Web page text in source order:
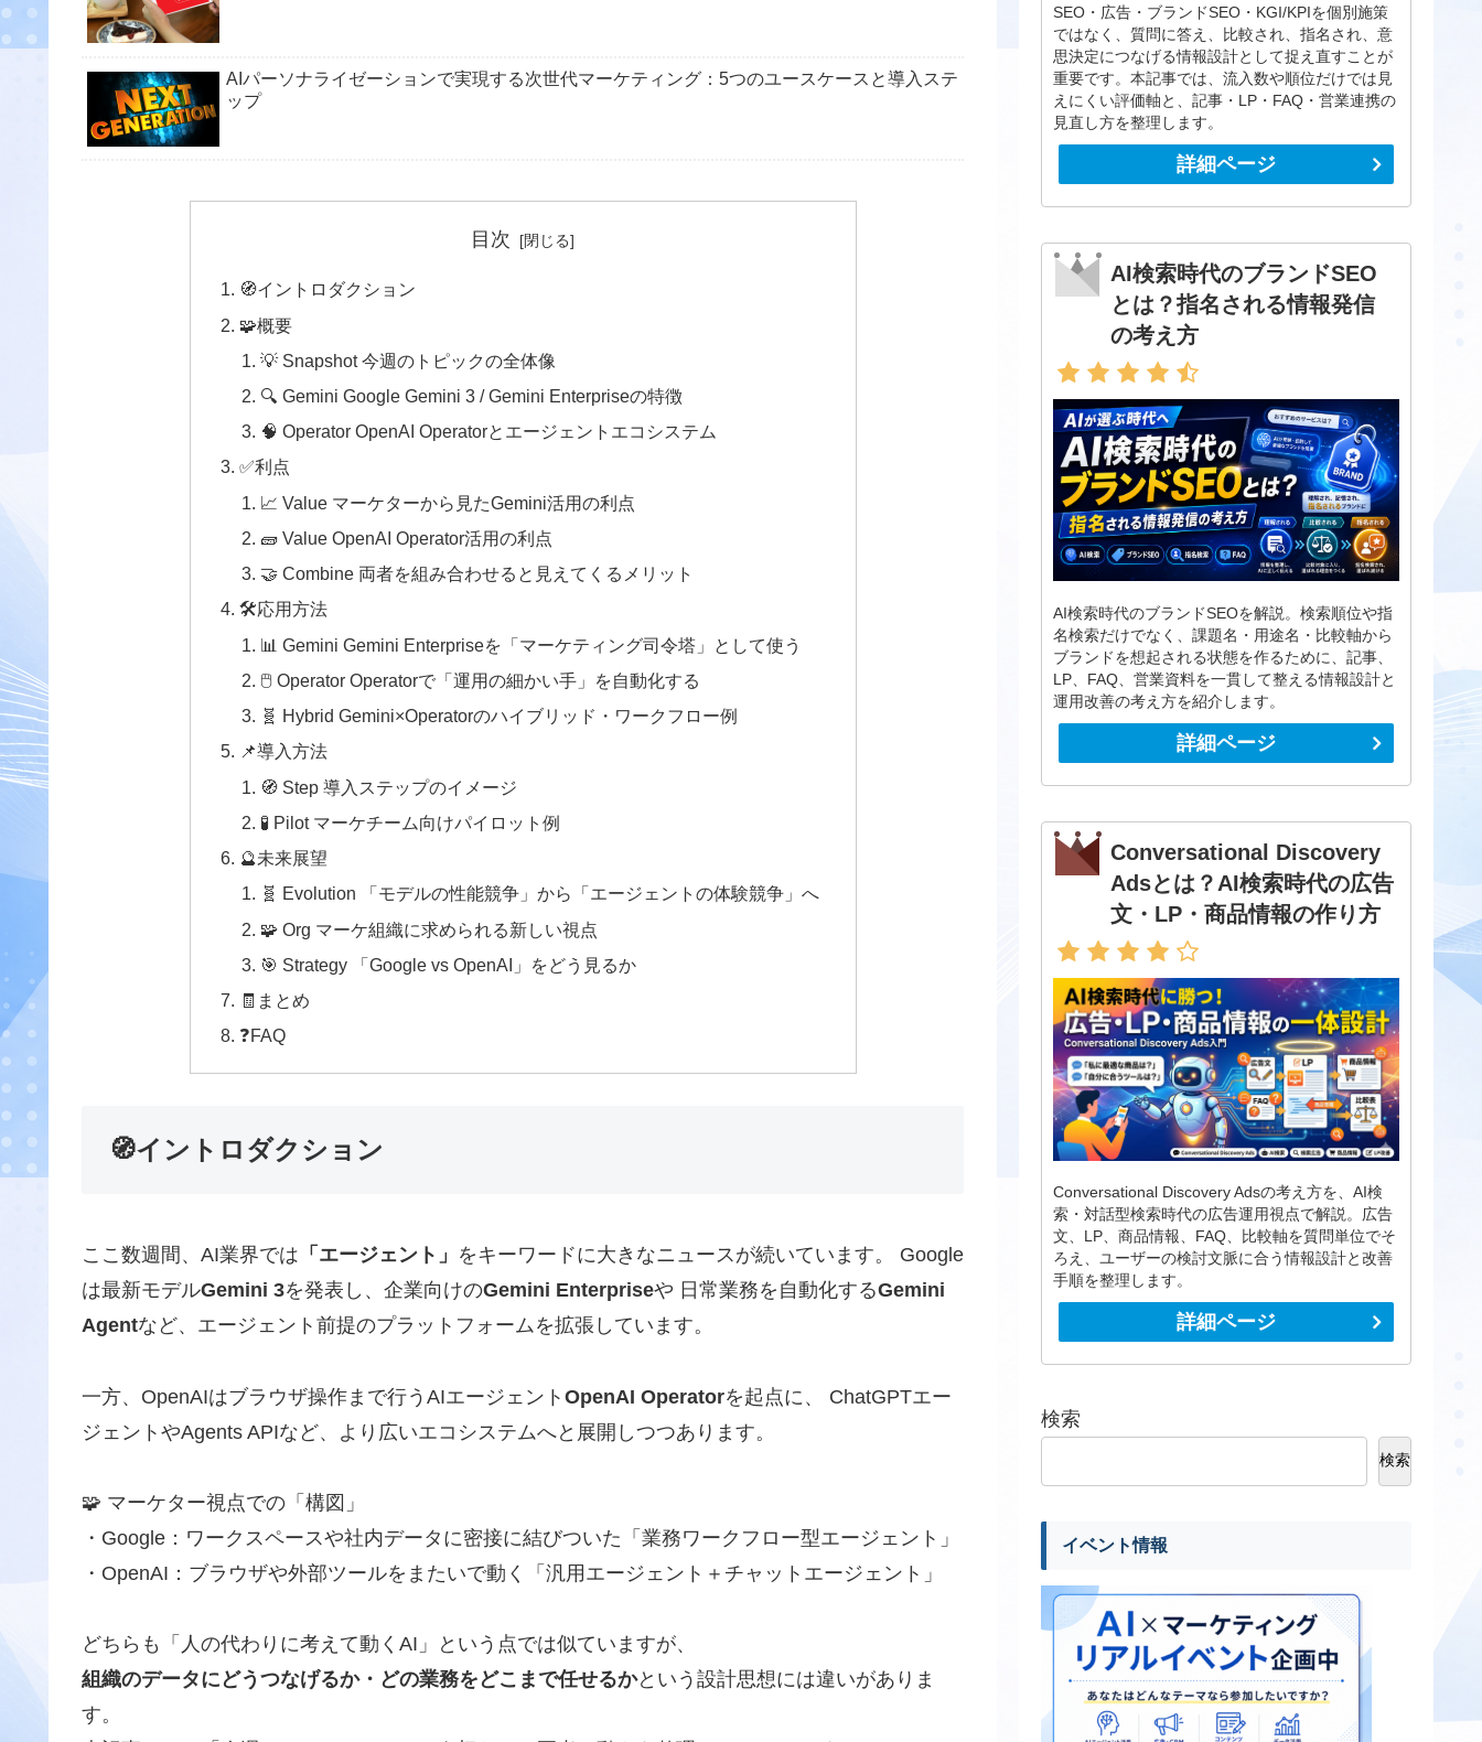
AIパーソナライゼーションで実現する次世代マーケティング：5つのユースケースと導入ステ
ップ
目次
🧭イントロダクション
🧩概要
💡 Snapshot 今週のトピックの全体像
🔍 Gemini Google Gemini 3 / Gemini Enterpriseの特徴
🧠 Operator OpenAI Operatorとエージェントエコシステム
✅利点
📈 Value マーケターから見たGemini活用の利点
🧱 Value OpenAI Operator活用の利点
🤝 Combine 両者を組み合わせると見えてくるメリット
🛠️応用方法
📊 Gemini Gemini Enterpriseを「マーケティング司令塔」として使う
🖱️ Operator Operatorで「運用の細かい手」を自動化する
🧬 Hybrid Gemini×Operatorのハイブリッド・ワークフロー例
📌導入方法
🧭 Step 導入ステップのイメージ
🧪 Pilot マーケチーム向けパイロット例
🔮未来展望
🧬 Evolution 「モデルの性能競争」から「エージェントの体験競争」へ
🧩 Org マーケ組織に求められる新しい視点
🎯 Strategy 「Google vs OpenAI」をどう見るか
🧾まとめ
❓FAQ
🧭イントロダクション
ここ数週間、AI業界では 「エージェント」 をキーワードに大きなニュースが続いています。 Google
は最新モデルGemini 3を発表し、企業向けのGemini Enterpriseや 日常業務を自動化するGemini
Agentなど、エージェント前提のプラットフォームを拡張しています。
一方、OpenAIはブラウザ操作まで行うAIエージェント OpenAI Operatorを起点に、 ChatGPTエー
ジェントやAgents APIなど、より広いエコシステムへと展開しつつあります。
🧩 マーケター視点での「構図」
・Google：ワークスペースや社内データに密接に結びついた「業務ワークフロー型エージェント」
・OpenAI：ブラウザや外部ツールをまたいで動く「汎用エージェント＋チャットエージェント」
どちらも「人の代わりに考えて動くAI」という点では似ていますが、
組織のデータにどうつなげるか・どの業務をどこまで任せるかという設計思想には違いがありま
す。
SEO・広告・ブランドSEO・KGI/KPIを個別施策
ではなく、質問に答え、比較され、指名され、意
思決定につなげる情報設計として捉え直すことが
重要です。本記事では、流入数や順位だけでは見
えにくい評価軸と、記事・LP・FAQ・営業連携の
見直し方を整理します。
詳細ページ
AI検索時代のブランドSEO
とは？指名される情報発信
の考え方
AI検索時代のブランドSEOを解説。検索順位や指
名検索だけでなく、課題名・用途名・比較軸から
ブランドを想起される状態を作るために、記事、
LP、FAQ、営業資料を一貫して整える情報設計と
運用改善の考え方を紹介します。
詳細ページ
Conversational Discovery
Adsとは？AI検索時代の広告
文・LP・商品情報の作り方
Conversational Discovery Adsの考え方を、AI検
索・対話型検索時代の広告運用視点で解説。広告
文、LP、商品情報、FAQ、比較軸を質問単位でそ
ろえ、ユーザーの検討文脈に合う情報設計と改善
手順を整理します。
詳細ページ
検索
検索
イベント情報